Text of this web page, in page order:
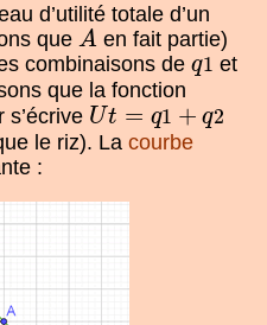
d’utilité totale d’un
que A
A en fait partie)
combinaisons deq1
q1et
que la fonction
s’écrive Ut = q1 + q2
Ut=q1+q2
le riz). Lacourbe
: